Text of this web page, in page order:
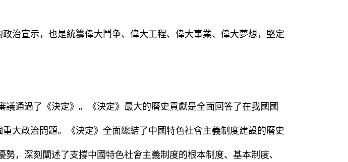
宣示，也是統籌偉大鬥争、偉大工程、偉大事業、偉大夢想，堅定
過了《決定》。《決定》最大的曆史貢獻是全面回答了在我國國
大政治問題。《決定》全面總結了中國特色社會主義制度建設的曆史
，深刻闡述了支撐中國特色社會主義制度的根本制度、基本制度、